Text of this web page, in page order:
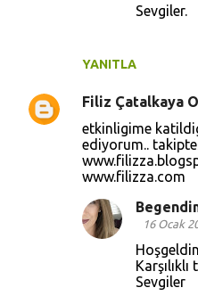
YANITLA
Sevgiler.
Filiz Çatalkaya
etkinligime
ediyorum..
www.filizza.com
16 Ocak
Sevgiler